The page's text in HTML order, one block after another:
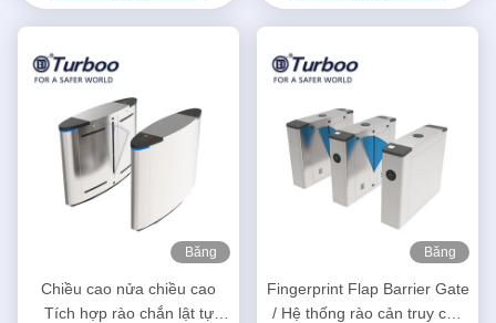
Băng
Chiều cao nửa chiều cao
Tích hợp rào chắn lật tự
Băng
Fingerprint Flap Barrier Gate
/ Hệ thống rào cản truy cập